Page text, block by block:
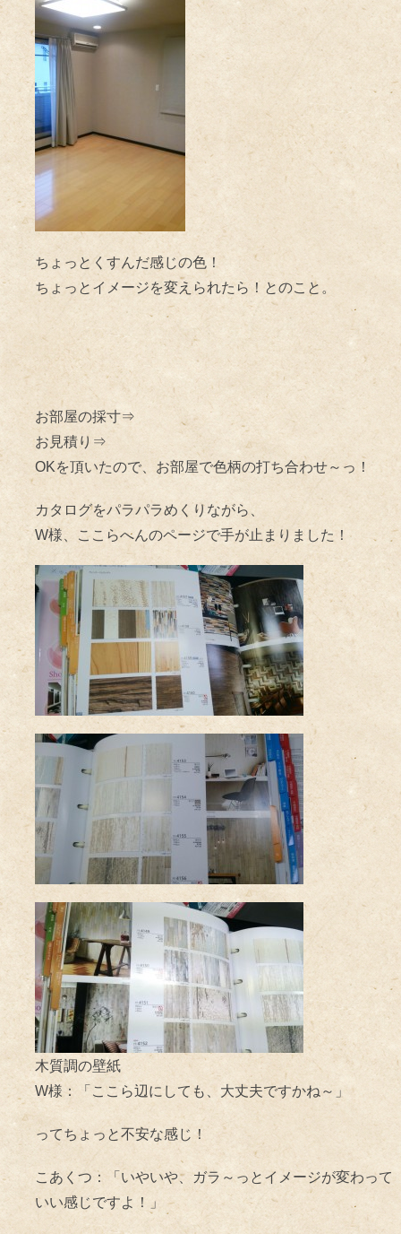
ちょっとくすんだ感じの色！
ちょっとイメージを変えられたら！とのこと。
お部屋の採寸⇒
お見積り⇒
OKを頂いたので、お部屋で色柄の打ち合わせ～っ！
カタログをパラパラめくりながら、
W様、ここらへんのページで手が止まりました！
木質調の壁紙
W様：「ここら辺にしても、大丈夫ですかね～」
ってちょっと不安な感じ！
こあくつ：「いやいや、ガラ～っとイメージが変わって
いい感じですよ！」